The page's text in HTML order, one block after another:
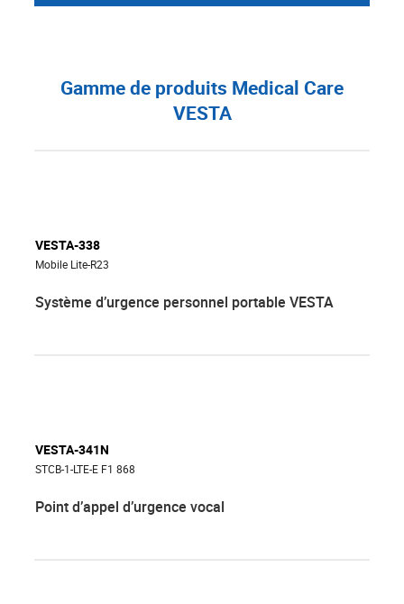
Gamme de produits Medical Care
VESTA
VESTA-338
Mobile Lite-R23
Système d’urgence personnel portable VESTA
VESTA-341N
STCB-1-LTE-E F1 868
Point d’appel d’urgence vocal